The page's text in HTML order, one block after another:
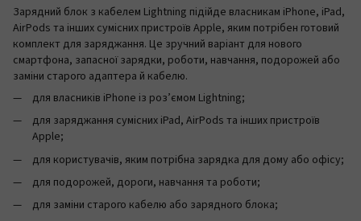
Зарядний блок з кабелем Lightning підійде власникам iPhone, iPad,
AirPods та інших сумісних пристроїв Apple, яким потрібен готовий
комплект для заряджання. Це зручний варіант для нового
смартфона, запасної зарядки, роботи, навчання, подорожей або
заміни старого адаптера й кабелю.
для власників iPhone із роз’ємом Lightning;
для заряджання сумісних iPad, AirPods та інших пристроїв
Apple;
для користувачів, яким потрібна зарядка для дому або офісу;
для подорожей, дороги, навчання та роботи;
для заміни старого кабелю або зарядного блока;